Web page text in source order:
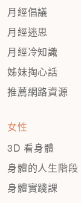
月經倡議
月經迷思
月經冷知識
姊妹掏心話
推薦網路資源
女性
3D 看身體
身體的人生階段
身體實踐課